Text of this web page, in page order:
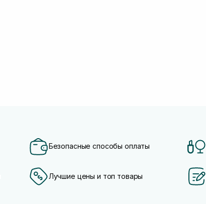
Безопасные способы оплаты
Лучшие цены и топ товары